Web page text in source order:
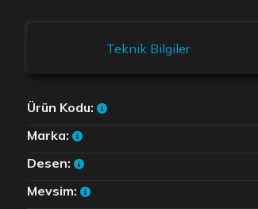
Teknik Bilgiler
Ürün Kodu:
Marka:
Desen:
Mevsim: